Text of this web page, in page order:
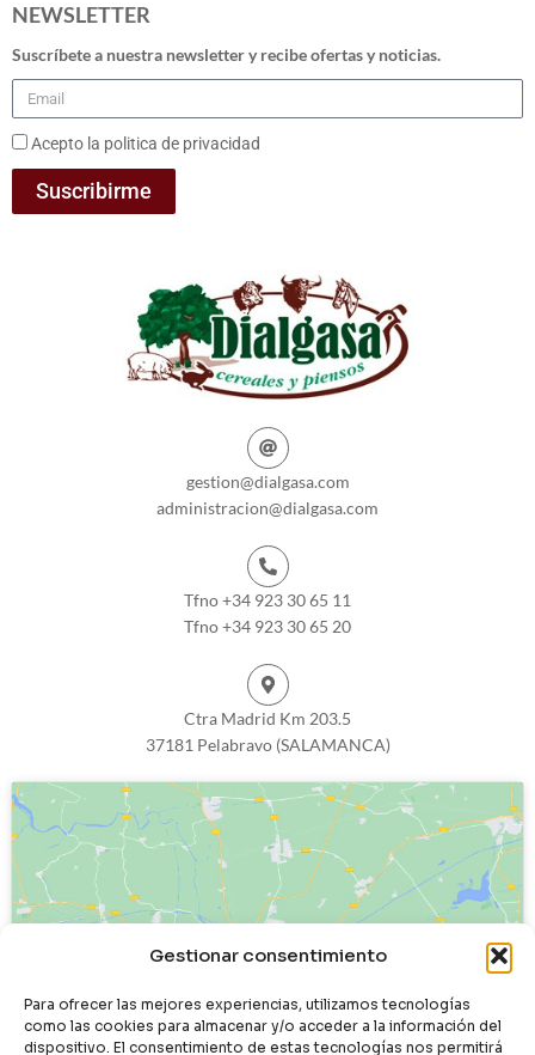
Gestionar consentimiento
Para ofrecer las mejores experiencias, utilizamos tecnologías
como las cookies para almacenar y/o acceder a la información del
dispositivo. El consentimiento de estas tecnologías nos permitirá
NEWSLETTER
Suscríbete a nuestra newsletter y recibe ofertas y noticias.
Acepto la politica de privacidad
Suscribirme
gestion@dialgasa.com
administracion@dialgasa.com
Tfno +34 923 30 65 11
Tfno +34 923 30 65 20
Ctra Madrid Km 203.5
37181 Pelabravo (SALAMANCA)
Haz clic para aceptar cookies de